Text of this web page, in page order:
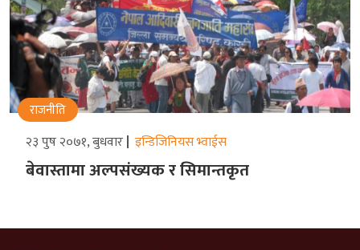
राजनीति
२३ पुष २०७१, बुधवार इन्डिजिनियस भ्वाईस
बेवास्तामा अल्पसंख्यक र सिमान्तकृत